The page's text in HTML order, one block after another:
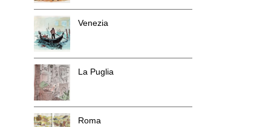
Venezia
La Puglia
Roma